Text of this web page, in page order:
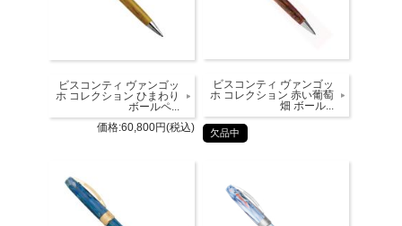
ビスコンティ ヴァンゴッ
ホ コレクション ひまわり
ボールペ...
価格:60,800円(税込)
ビスコンティ ヴァンゴッ
ホ コレクション 赤い葡萄
畑 ボール...
欠品中